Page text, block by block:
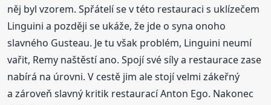
něj byl vzorem. Spřátelí se v této restauraci s uklízečem
Linguini a později se ukáže, že jde o syna onoho
slavného Gusteau. Je tu však problém, Linguini neumí
vařit, Remy naštěstí ano. Spojí své síly a restaurace zase
nabírá na úrovni. V cestě jim ale stojí velmi zákeřný
a zároveň slavný kritik restaurací Anton Ego. Nakonec